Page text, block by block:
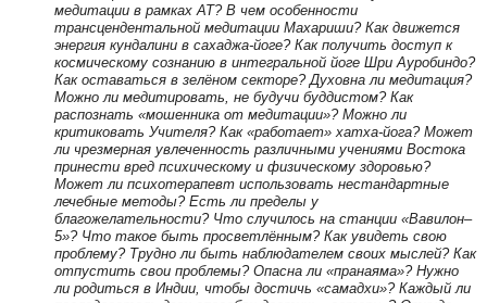
медитации в рамках АТ? В чем особенности
трансцендентальной медитации Махариши? Как движется
энергия кундалини в сахаджа-йоге? Как получить доступ к
космическому сознанию в интегральной йоге Шри Ауробиндо?
Как оставаться в зелёном секторе? Духовна ли медитация?
Можно ли медитировать, не будучи буддистом? Как
распознать «мошенника от медитации»? Можно ли
критиковать Учителя? Как «работает» хатха-йога? Может
ли чрезмерная увлеченность различными учениями Востока
принести вред психическому и физическому здоровью?
Может ли психотерапевт использовать нестандартные
лечебные методы? Есть ли пределы у
благожелательности? Что случилось на станции «Вавилон–
5»? Что такое быть просветлённым? Как увидеть свою
проблему? Трудно ли быть наблюдателем своих мыслей? Как
отпустить свои проблемы? Опасна ли «пранаяма»? Нужно
ли родиться в Индии, чтобы достичь «самадхи»? Каждый ли